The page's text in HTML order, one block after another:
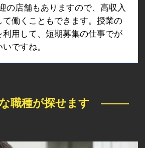
の店舗もありますので、高収入
て働くこともできます。授業の
利用して、短期募集の仕事でが
ですね。
職種が探せます